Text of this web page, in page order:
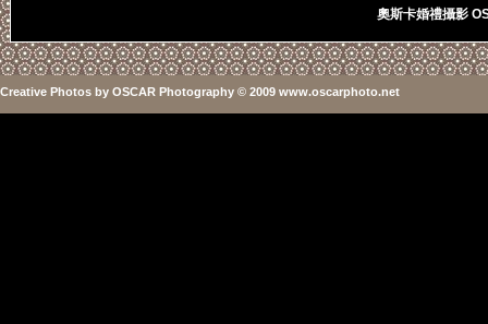
奧斯卡婚禮攝影
Creative Photos by OSCAR Photography © 2009 www.oscarphoto.net